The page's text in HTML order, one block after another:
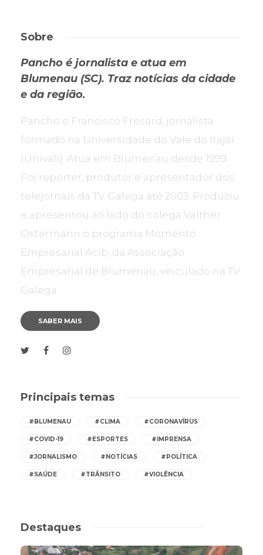
Sobre
Pancho é jornalista e atua em
Blumenau (SC). Traz notícias da cidade
e da região.
Pancho é Francisco Fresard, jornalista
formado na Universidade do Vale do Itajaí
(Univali). Atua em Blumenau desde 1999.
Foi repórter, produtor e apresentador dos
telejornais da TV Galega até 2003. Produziu
e apresentou ao lado do colega Valther
Ostermann o programa Momento
Empresarial Acib, da Associação
Empresarial de Blumenau, veiculado na TV
Galega.
SABER MAIS
Principais temas
#BLUMENAU #CLIMA #CORONAVÍRUS
#COVID-19 #ESPORTES #IMPRENSA
#JORNALISMO #NOTÍCIAS #POLÍTICA
#SAÚDE #TRÂNSITO #VIOLÊNCIA
Destaques